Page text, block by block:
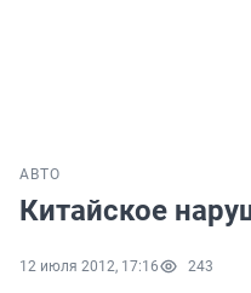
АВТО
Китайское
12 июля 2012, 17:16 243